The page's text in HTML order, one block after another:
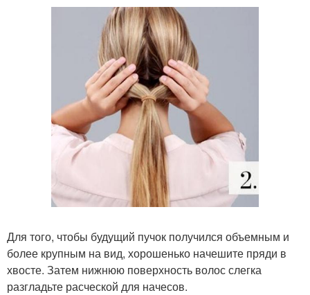
Для того, чтобы будущий пучок получился объемным и
более крупным на вид, хорошенько начешите пряди в
хвосте. Затем нижнюю поверхность волос слегка
разгладьте расческой для начесов.